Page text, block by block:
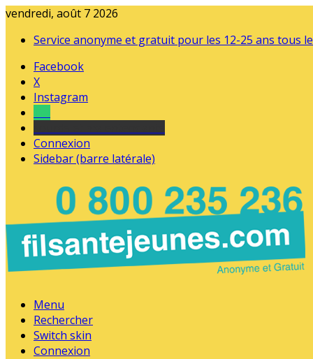
vendredi, août 7 2026
Service anonyme et gratuit pour les 12-25 ans tous
Facebook
X
Instagram
Connexion
Sidebar (barre latérale)
Menu
Rechercher
Switch skin
Connexion